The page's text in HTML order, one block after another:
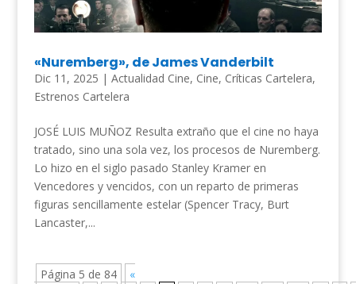
«Nuremberg», de James Vanderbilt
Dic 11, 2025 | Actualidad Cine, Cine, Críticas Cartelera,
Estrenos Cartelera
JOSÉ LUIS MUÑOZ Resulta extraño que el cine no haya
tratado, sino una sola vez, los procesos de Nuremberg.
Lo hizo en el siglo pasado Stanley Kramer en
Vencedores y vencidos, con un reparto de primeras
figuras sencillamente estelar (Spencer Tracy, Burt
Lancaster,...
Página 5 de 84
«